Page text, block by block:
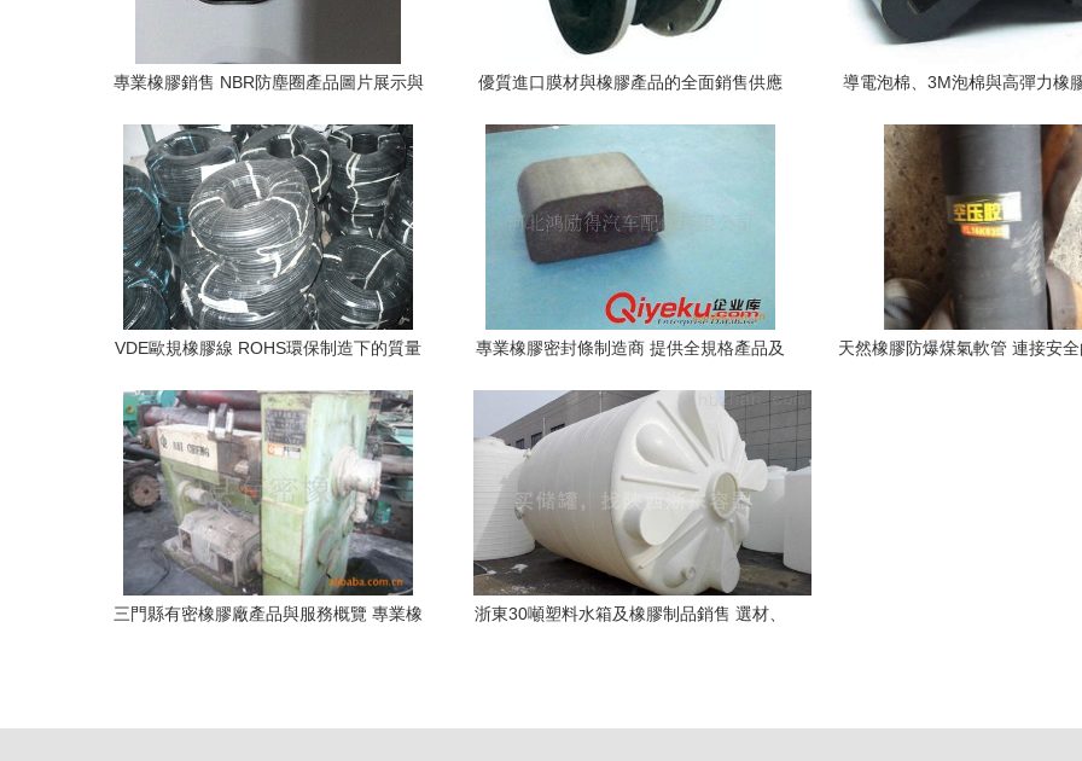
專業橡膠銷售 NBR防塵圈產品圖片展示與
優質進口膜材與橡膠產品的全面銷售供應
導電泡棉、3M泡棉與高彈力橡
VDE歐規橡膠線 ROHS環保制造下的質量
專業橡膠密封條制造商 提供全規格產品及
天然橡膠防爆煤氣軟管 連接安
三門縣有密橡膠廠產品與服務概覽 專業橡
浙東30噸塑料水箱及橡膠制品銷售 選材、